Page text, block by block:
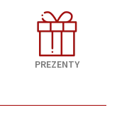
PREZENTY